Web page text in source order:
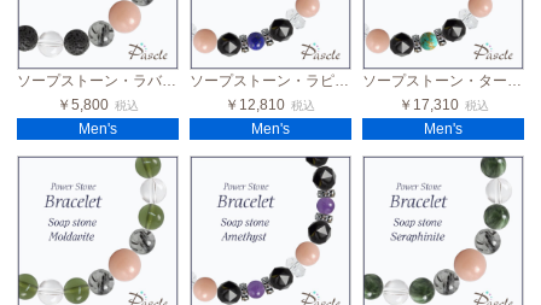
ソープストーン・ラバストーン メンズデザインブレスレット
￥5,800 税込
Men's
ソープストーン・ラピスラズリ メンズブラックスピネルブレスレット
￥12,810 税込
Men's
ソープストーン・ターコイズ メンズブラックスピネルブレスレット
￥17,310 税込
Men's